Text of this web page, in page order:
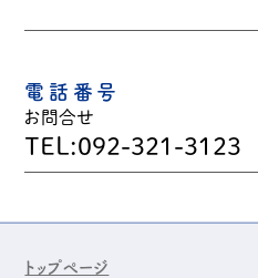
電話番号
お問合せ
TEL:092-321-3123
トップページ